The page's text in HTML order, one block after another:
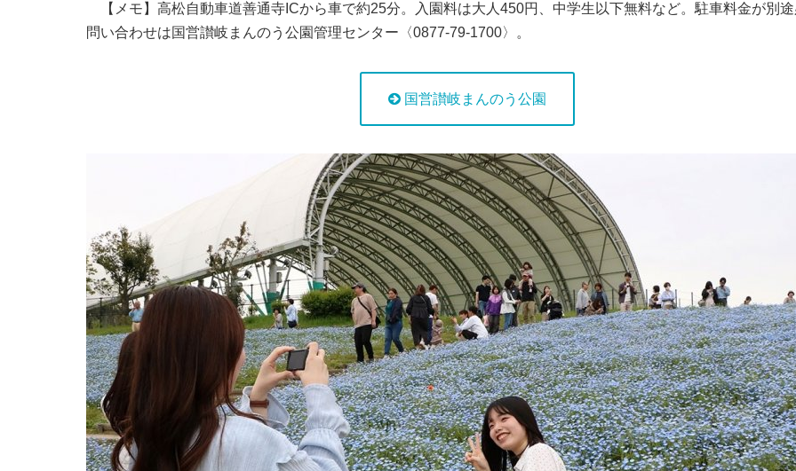
【メモ】高松自動車道善通寺ICから車で約25分。入園料は大人450円、中学生以下無料など。駐車料金が別途
問い合わせは国営讃岐まんのう公園管理センター〈0877-79-1700〉。
国営讃岐まんのう公園